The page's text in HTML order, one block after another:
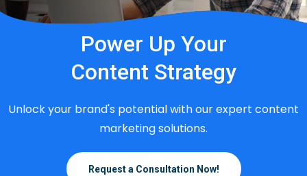
Power Up Your
Content Strategy
Unlock your brand's potential with our expert content
marketing solutions.
Request a Consultation Now!